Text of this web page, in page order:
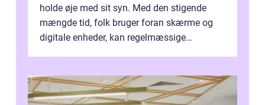
holde øje med sit syn. Med den stigende
mængde tid, folk bruger foran skærme og
digitale enheder, kan regelmæssige